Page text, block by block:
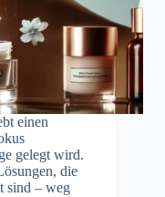
einen
gelegt wird.
die
sind – weg